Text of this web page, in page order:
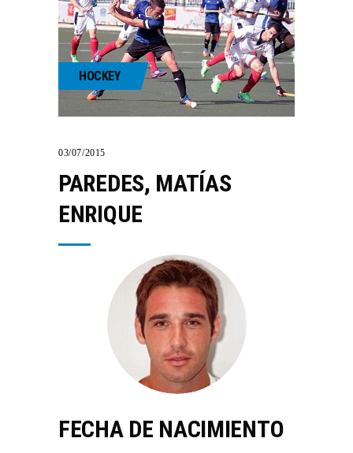
HOCKEY
03/07/2015
PAREDES, MATÍ­AS
ENRIQUE
FECHA DE NACIMIENTO